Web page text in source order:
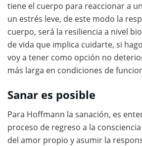
tiene el cuerpo para reaccionar a
un estrés leve, de este modo la
cuerpo, será la resiliencia a nivel
de vida que implica cuidarte, si
voy a tener como opción no
más larga en condiciones de
Sanar es posible
Para Hoffmann la sanación, es
proceso de regreso a la
del amor propio y asumir la